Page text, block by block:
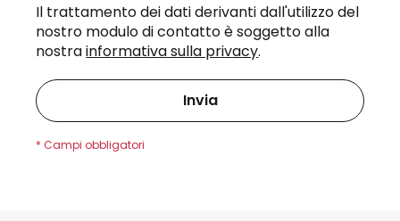
Il trattamento dei dati derivanti dall'utilizzo del
nostro modulo di contatto è soggetto alla
nostrainformativa sulla privacy.
Invia